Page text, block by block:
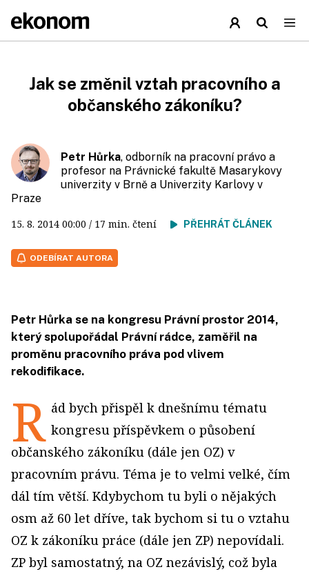
Jak se změnil vztah pracovního a
občanského zákoníku?
Petr Hůrka, odborník na pracovní právo a
profesor na Právnické fakultě Masarykovy
univerzity v Brně a Univerzity Karlovy v
Praze
15. 8. 2014 00:00 / 17 min. čtení PŘEHRÁT ČLÁNEK
ODEBÍRAT AUTORA
Petr Hůrka se na kongresu Právní prostor 2014,
který spolupořádal Právní rádce, zaměřil na
proměnu pracovního práva pod vlivem
rekodifikace.
R ád bych přispěl k dnešnímu tématu
kongresu příspěvkem o působení
občanského zákoníku (dále jen OZ) v
pracovním právu. Téma je to velmi velké, čím
dál tím větší. Kdybychom tu byli o nějakých
osm až 60 let dříve, tak bychom si tu o vztahu
OZ k zákoníku práce (dále jen ZP) nepovídali.
ZP byl samostatný, na OZ nezávislý, což byla